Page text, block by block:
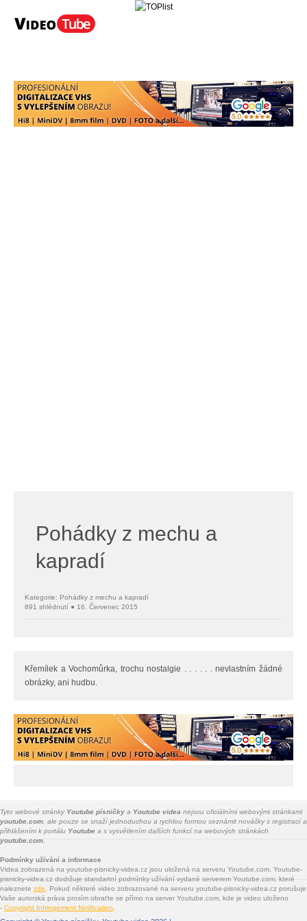
Pohádky z mechu a
kapradí
Kategorie: Pohádky z mechu a kapradí
891 shlédnutí ● 16. Červenec 2015
Křemílek a Vochomůrka, trochu nostalgie . . . . . . nevlastním žádné
obrázky, ani hudbu.
Tyto webové stránky Youtube písničky a Youtube videa nejsou oficiálními webovými stránkami
youtube.com , ale pouze se snaží jednoduchou a rychlou formou seznámit nováčky s registrací a
přihlášením k portálu Youtube a s vysvětlením dalších funkcí na webových stránkách
youtube.com.
Podmínky užívání a informace
Videa zobrazená na youtube-pisnicky-videa.cz jsou uložená na serveru Youtube.com. Youtube-
pisnicky-videa.cz dodržuje standartní podmínky užívání vydané serverem Youtube.com, které
naleznete zde . Pokud některé video zobrazované na serveru youtube-pisnicky-videa.cz porušuje
Vaše autorská práva prosím obraťte se přímo na server Youtube.com, kde je video uloženo
- Copyright Infringement Notification